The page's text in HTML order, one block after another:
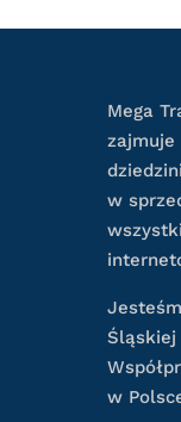
Mega
zajmuje
w
Śląskiej
w